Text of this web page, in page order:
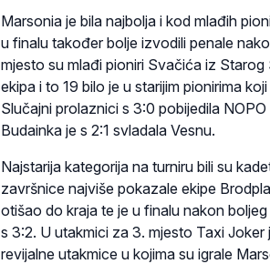
Marsonia je bila najbolja i kod mlađih
u finalu također bolje izvodili penale
mjesto su mlađi pioniri Svačića iz
ekipa i to 19 bilo je u starijim pionirima
Slučajni prolaznici s 3:0 pobijedila
Budainka je s 2:1 svladala Vesnu.
Najstarija kategorija na turniru bili su
završnice najviše pokazale ekipe
otišao do kraja te je u finalu nakon
s 3:2. U utakmici za 3. mjesto Taxi
revijalne utakmice u kojima su igrale